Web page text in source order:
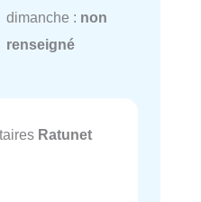
dimanche : non
renseigné
Ratunet